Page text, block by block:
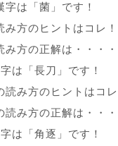
字は「菌」です！
み方のヒントはコレ！
み方の正解は・・・・
は「長刀」です！
読み方のヒントはコレ
読み方の正解は・・
は「角逐」です！